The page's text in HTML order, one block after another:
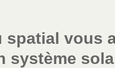
spatial vous
système